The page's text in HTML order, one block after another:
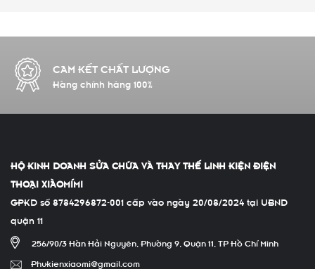
CAM KẾT CHẤT LƯỢNG
Hàng chính hãng 100%
HỘ KINH DOANH SỬA CHỮA VÀ THAY THẾ LINH KIỆN ĐIỆN
THOẠI XIÀOMÍMI
GPKD số 8784296872-001 cấp vào ngày 20/08/2024 tại UBND
quận 11
256/90/3 Hàn Hải Nguyên, Phường 9, Quận 11, TP Hồ Chí Minh
Phukienxiaomi@gmail.com